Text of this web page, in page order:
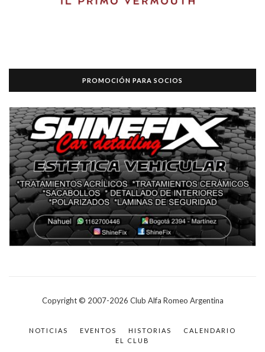
PROMOCIÓN PARA SOCIOS
Copyright © 2007-2026 Club Alfa Romeo Argentina
NOTICIAS EVENTOS HISTORIAS
CALENDARIO
EL CLUB